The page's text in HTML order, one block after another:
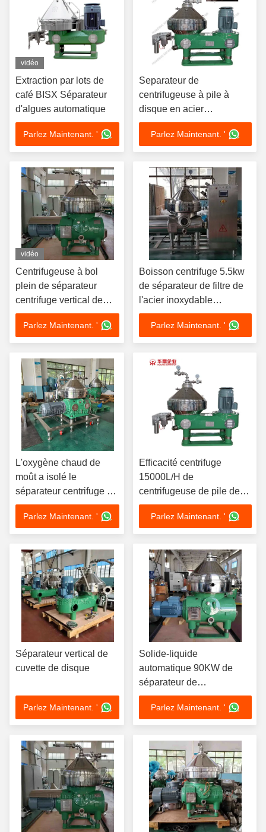
vidéo
Extraction par lots de
café BISX Séparateur
d'algues automatique
Parlez Maintenant. '
Separateur de
centrifugeuse à pile à
disque en acier
inoxydable Sus304 5
Parlez Maintenant. '
vidéo
Centrifugeuse à bol
plein de séparateur
centrifuge vertical de
filtre de HUADING pour
la boisson
Parlez Maintenant. '
Boisson centrifuge 5.5kw
de séparateur de filtre de
l'acier inoxydable
15000L/H
Parlez Maintenant. '
L'oxygène chaud de
moût a isolé le
séparateur centrifuge de
pile de disques du
séparateur CIP de filtre
Parlez Maintenant. '
Efficacité centrifuge
15000L/H de
centrifugeuse de pile de
disques de séparateur du
filtre 37KW
Parlez Maintenant. '
Séparateur vertical de
cuvette de disque
Parlez Maintenant. '
Solide-liquide
automatique 90KW de
séparateur de
centrifugeuse de cuvette
de disque de la nourriture
440V
Parlez Maintenant. '